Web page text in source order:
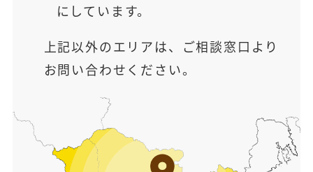
にしています。
上記以外のエリアは、ご相談窓口より
お問い合わせください。